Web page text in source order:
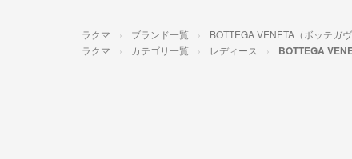
ラクマ ブランド一覧 BOTTEGA VENETA（ボッテガヴ
ラクマ カテゴリ一覧 レディース BOTTEGA